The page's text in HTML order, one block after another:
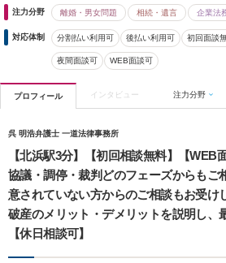
注力分野 離婚・男女問題 相続・遺言 企業法
対応体制 分割払い利用可 後払い利用可 初回面談
夜間面談可 WEB面談可
プロフィール インタビュー 注力分野
呉 明浩弁護士 一道法律事務所
【北浜駅3分】【初回相談無料】【WEB
協議・調停・裁判どのフェーズからもご
意されていない方からのご相談もお受け
破産のメリット・デメリットを説明し、
【休日相談可】